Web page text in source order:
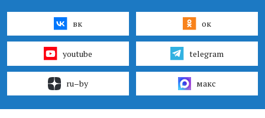
вк ок
youtube telegram
ru–by макс